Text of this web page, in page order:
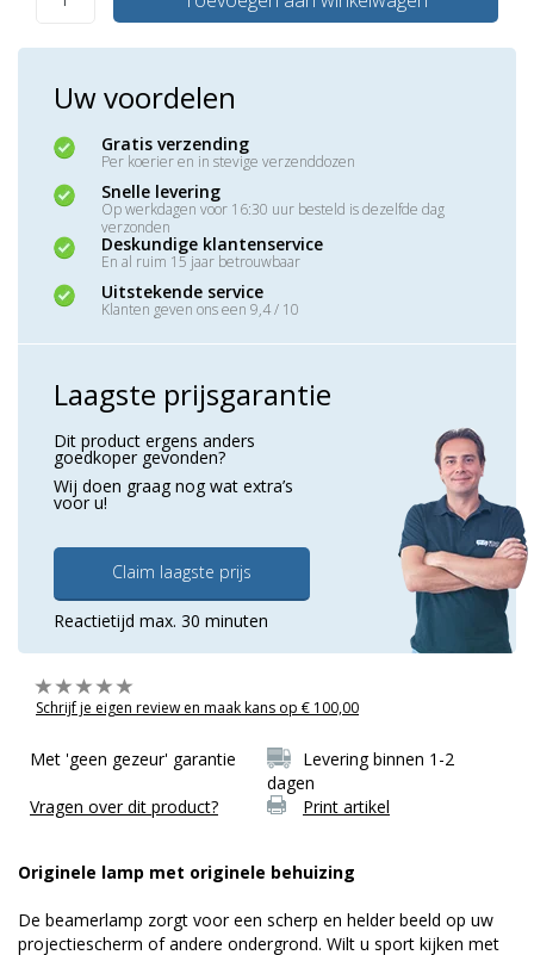
Uw voordelen
Gratis verzending
Per koerier en in stevige verzenddozen
Snelle levering
Op werkdagen voor 16:30 uur besteld is dezelfde dag
verzonden
Deskundige klantenservice
En al ruim 15 jaar betrouwbaar
Uitstekende service
Klanten geven ons een 9,4 / 10
Laagste prijsgarantie
Dit product ergens anders
goedkoper gevonden?
Wij doen graag nog wat extra’s
voor u!
Claim laagste prijs
Reactietijd max. 30 minuten
Schrijf je eigen review en maak kans op € 100,00
Met 'geen gezeur' garantie
Levering binnen 1-2
dagen
Vragen over dit product?
Print artikel
Originele lamp met originele behuizing
De beamerlamp zorgt voor een scherp en helder beeld op uw
projectiescherm of andere ondergrond. Wilt u sport kijken met